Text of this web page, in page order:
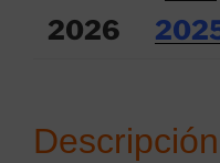
2026